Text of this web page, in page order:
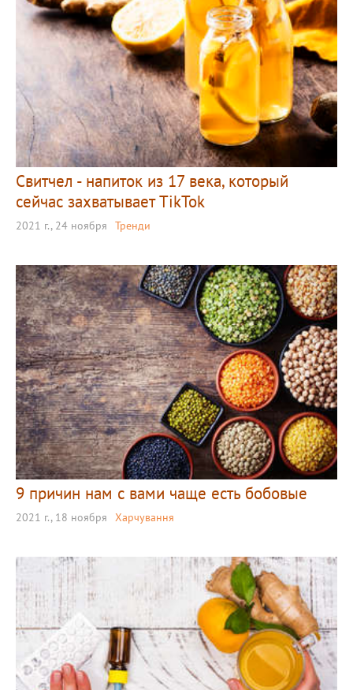
Свитчел - напиток из 17 века, который
сейчас захватывает TikTok
2021 г., 24 ноября Тренди
9 причин нам с вами чаще есть бобовые
2021 г., 18 ноября Харчування